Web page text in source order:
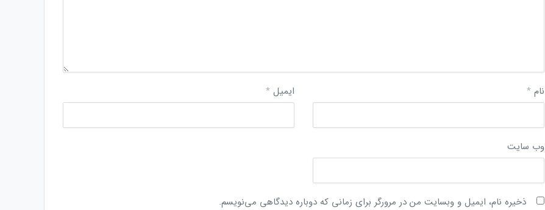
نام* ایمیل*
وب‌ سایت
ذخیره نام، ایمیل و وبسایت من در مرورگر برای زمانی که دوباره دیدگاهی می‌نویسم.